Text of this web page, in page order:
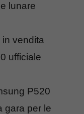
lunare
vendita
ufficiale
P520
gara per le